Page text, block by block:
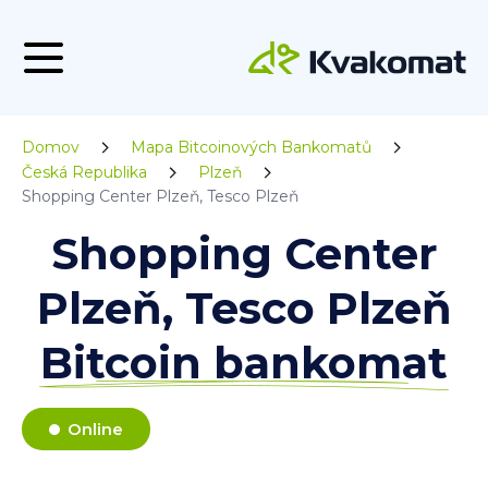
Domov
Mapa Bitcoinových Bankomatů
Česká Republika
Plzeň
Shopping Center Plzeň, Tesco Plzeň
Shopping Center
Plzeň, Tesco Plzeň
Bitcoin bankomat
Online